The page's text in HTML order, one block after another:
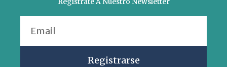
Registrarse